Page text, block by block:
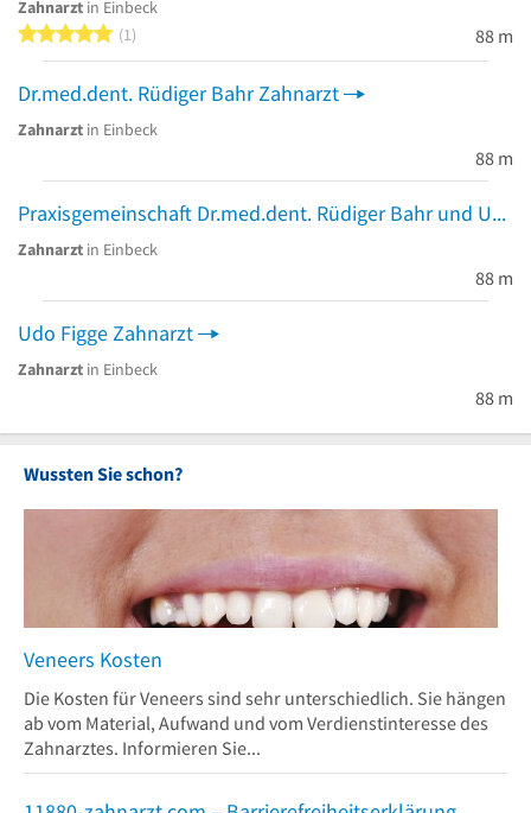
Zahnarzt in Einbeck
5 von 5 Sternen
1 88 m
Dr.med.dent. Rüdiger Bahr Zahnarzt
Zahnarzt in Einbeck
88 m
Praxisgemeinschaft Dr.med.dent. Rüdiger Bahr und Udo Figge
Zahnarzt in Einbeck
88 m
Udo Figge Zahnarzt
Zahnarzt in Einbeck
88 m
Wussten Sie schon?
Veneers Kosten
Die Kosten für Veneers sind sehr unterschiedlich. Sie hängen
ab vom Material, Aufwand und vom Verdienstinteresse des
Zahnarztes. Informieren Sie...